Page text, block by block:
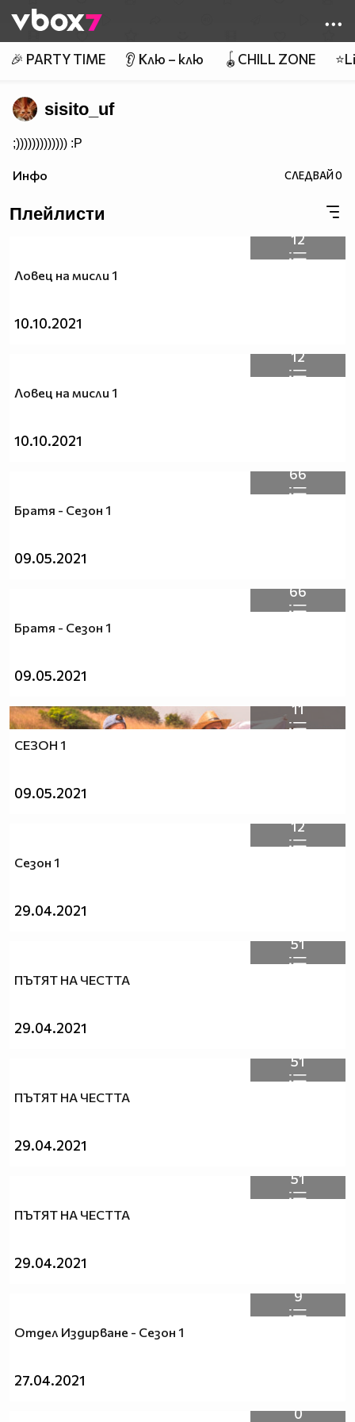
👾
🎉 PARTY TIME 👂 Клю – клю 🪀CHILL ZONE
sisito_uf
;))))))))))))) :P
Инфо СЛЕДВАЙ0
Плейлисти
12
Ловец на мисли 1
10.10.2021
12
Ловец на мисли 1
10.10.2021
66
Братя - Сезон 1
09.05.2021
66
Братя - Сезон 1
09.05.2021
11
СЕЗОН 1
09.05.2021
12
Сезон 1
29.04.2021
51
ПЪТЯТ НА ЧЕСТТА
29.04.2021
51
ПЪТЯТ НА ЧЕСТТА
29.04.2021
51
ПЪТЯТ НА ЧЕСТТА
29.04.2021
9
Отдел Издирване - Сезон 1
27.04.2021
0